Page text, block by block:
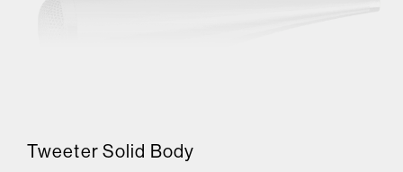
Tweeter Solid Body